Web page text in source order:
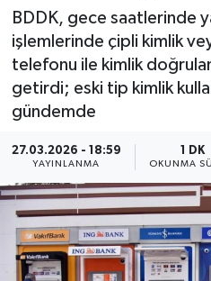
BDDK, gece saatlerinde
işlemlerinde çipli kimlik
telefonu ile kimlik
getirdi; eski tip kimlik
gündemde
27.03.2026 - 18:59
YAYINLANMA
1 DK
OKUNMA